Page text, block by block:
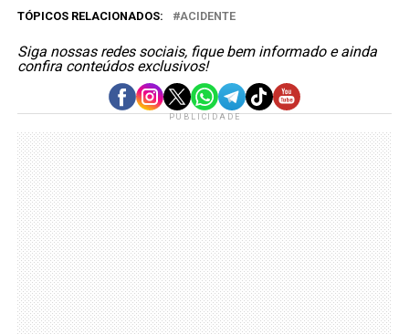
TÓPICOS RELACIONADOS: ACIDENTE
Siga nossas redes sociais, fique bem informado e ainda
confira conteúdos exclusivos!
PUBLICIDADE